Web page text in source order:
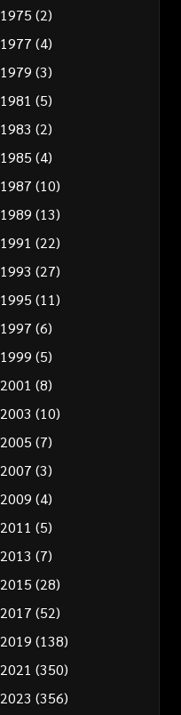
1975 (2)
1977 (4)
1979 (3)
1981 (5)
1983 (2)
1985 (4)
1987 (10)
1989 (13)
1991 (22)
1993 (27)
1995 (11)
1997 (6)
1999 (5)
2001 (8)
2003 (10)
2005 (7)
2007 (3)
2009 (4)
2011 (5)
2013 (7)
2015 (28)
2017 (52)
2019 (138)
2021 (350)
2023 (356)